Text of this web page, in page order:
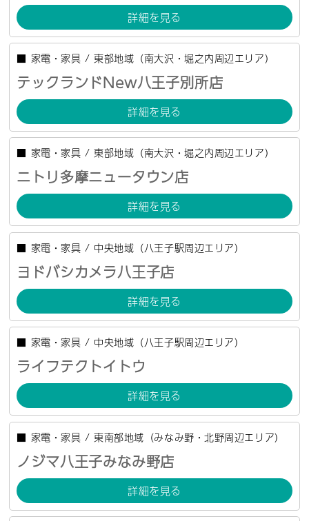
詳細を見る
■ 家電・家具 /東部地域（南大沢・堀之内周辺エリア）
テックランドNew八王子別所店
詳細を見る
■ 家電・家具 /東部地域（南大沢・堀之内周辺エリア）
ニトリ多摩ニュータウン店
詳細を見る
■ 家電・家具 / 中央地域（八王子駅周辺エリア）
ヨドバシカメラ八王子店
詳細を見る
■ 家電・家具 / 中央地域（八王子駅周辺エリア）
ライフテクトイトウ
詳細を見る
■ 家電・家具 /東南部地域（みなみ野・北野周辺エリア）
ノジマ八王子みなみ野店
詳細を見る